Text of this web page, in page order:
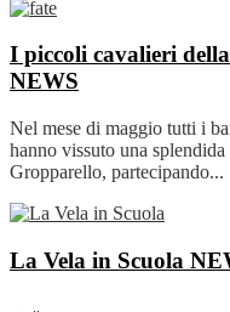
I piccoli cavalieri
NEWS
Nel mese di maggio tutti i
hanno vissuto una
Gropparello, partecipando...
La Vela in Scuola